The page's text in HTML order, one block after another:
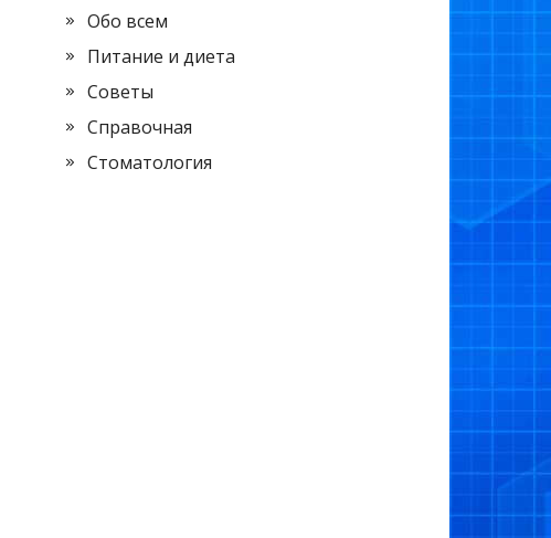
Обо всем
Питание и диета
Советы
Справочная
Стоматология